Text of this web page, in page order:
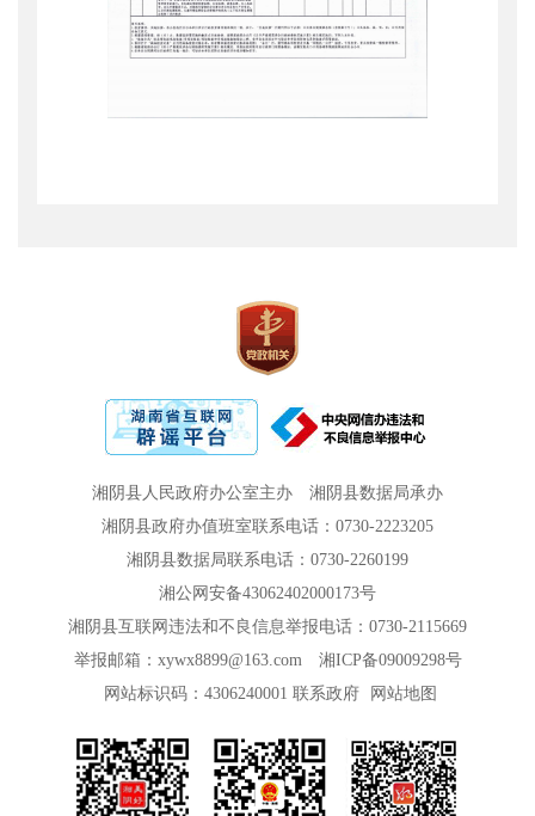
湘阴县人民政府办公室主办
湘阴县数据局承办
湘阴县政府办值班室联系电话：0730-2223205
湘阴县数据局联系电话：0730-2260199
湘公网安备43062402000173号
湘阴县互联网违法和不良信息举报电话：0730-2115669
举报邮箱：xywx8899@163.com
湘ICP备09009298号
网站标识码：4306240001 联系政府 网站地图